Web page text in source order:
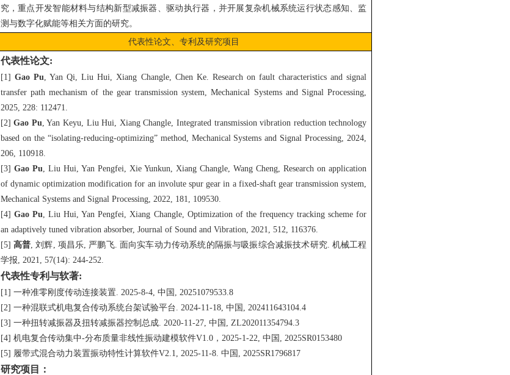
究，重点开发智能材料与结构新型减振器、驱动执行器，并开展复杂机械系统运行状态感知、监
测与数字化赋能等相关方面的研究。
代表性论文、专利及研究项目
代表性论文:
[1] Gao Pu , Yan Qi, Liu Hui, Xiang Changle, Chen Ke. Research on fault characteristics and signal
transfer path mechanism of the gear transmission system, Mechanical Systems and Signal Processing,
2025, 228: 112471.
[2]Gao Pu , Yan Keyu, Liu Hui, Xiang Changle, Integrated transmission vibration reduction technology
based on the “isolating-reducing-optimizing” method, Mechanical Systems and Signal Processing, 2024,
206, 110918.
[3] Gao Pu , Liu Hui, Yan Pengfei, Xie Yunkun, Xiang Changle, Wang Cheng, Research on application
of dynamic optimization modification for an involute spur gear in a fixed-shaft gear transmission system,
Mechanical Systems and Signal Processing, 2022, 181, 109530.
[4] Gao Pu , Liu Hui, Yan Pengfei, Xiang Changle, Optimization of the frequency tracking scheme for
an adaptively tuned vibration absorber, Journal of Sound and Vibration, 2021, 512, 116376.
[5] 高普 , 刘辉, 项昌乐, 严鹏飞. 面向实车动力传动系统的隔振与吸振综合减振技术研究. 机械工程
学报, 2021, 57(14): 244-252.
代表性专利与软著:
[1] 一种准零刚度传动连接装置. 2025-8-4, 中国, 20251079533.8
[2] 一种混联式机电复合传动系统台架试验平台. 2024-11-18, 中国, 202411643104.4
[3] 一种扭转减振器及扭转减振器控制总成. 2020-11-27, 中国, ZL202011354794.3
[4] 机电复合传动集中-分布质量非线性振动建模软件V1.0，2025-1-22, 中国, 2025SR0153480
[5] 履带式混合动力装置振动特性计算软件V2.1, 2025-11-8. 中国, 2025SR1796817
研究项目：